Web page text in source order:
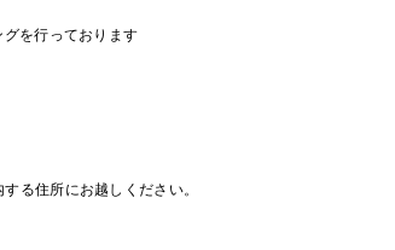
を行っております
る住所にお越しください。